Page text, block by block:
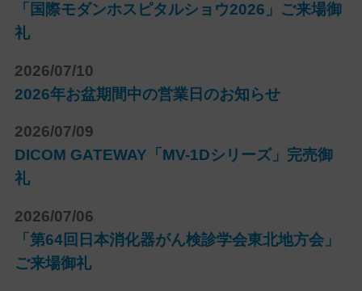
「国際モダンホスピタルショウ2026」ご来場御
礼
2026/07/10
2026年お盆期間中の営業日のお知らせ
2026/07/09
DICOM GATEWAY「MV-1Dシリーズ」完売御
礼
2026/07/06
「第64回日本消化器がん検診学会東北地方会」
ご来場御礼